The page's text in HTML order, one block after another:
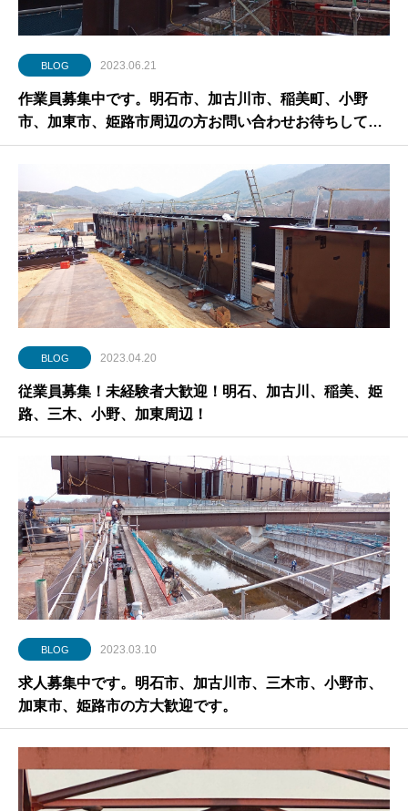
BLOG 2023.06.21
作業員募集中です。明石市、加古川市、稲美町、小野
市、加東市、姫路市周辺の方お問い合わせお待ちしてま
す！
BLOG 2023.04.20
従業員募集！未経験者大歓迎！明石、加古川、稲美、姫
路、三木、小野、加東周辺！
BLOG 2023.03.10
求人募集中です。明石市、加古川市、三木市、小野市、
加東市、姫路市の方大歓迎です。